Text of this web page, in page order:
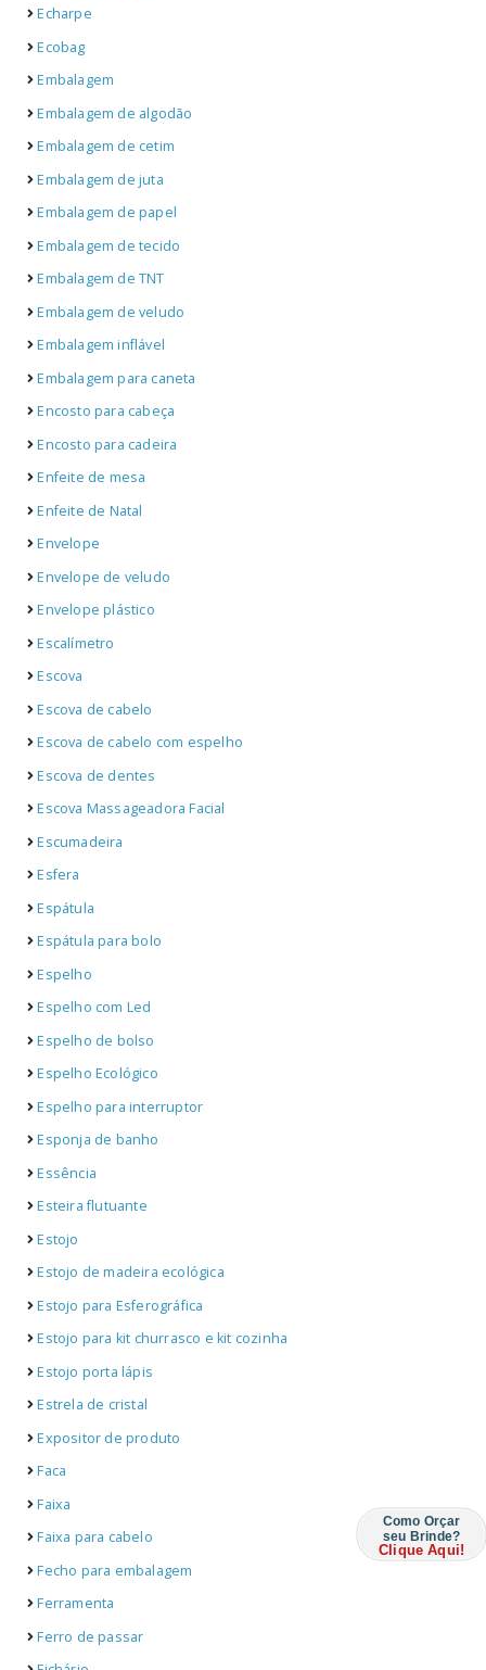
Echarpe
Ecobag
Embalagem
Embalagem de algodão
Embalagem de cetim
Embalagem de juta
Embalagem de papel
Embalagem de tecido
Embalagem de TNT
Embalagem de veludo
Embalagem inflável
Embalagem para caneta
Encosto para cabeça
Encosto para cadeira
Enfeite de mesa
Enfeite de Natal
Envelope
Envelope de veludo
Envelope plástico
Escalímetro
Escova
Escova de cabelo
Escova de cabelo com espelho
Escova de dentes
Escova Massageadora Facial
Escumadeira
Esfera
Espátula
Espátula para bolo
Espelho
Espelho com Led
Espelho de bolso
Espelho Ecológico
Espelho para interruptor
Esponja de banho
Essência
Esteira flutuante
Estojo
Estojo de madeira ecológica
Estojo para Esferográfica
Estojo para kit churrasco e kit cozinha
Estojo porta lápis
Estrela de cristal
Expositor de produto
Faca
Faixa
Faixa para cabelo
Fecho para embalagem
Ferramenta
Ferro de passar
Como Orçar
seu Brinde?
Clique Aqui!